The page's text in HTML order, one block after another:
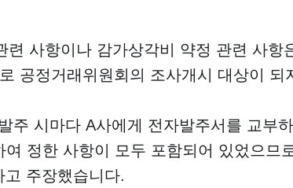
사항이나 감가상각비 약정 관련 사항
공정거래위원회의 조사개시 대상이 되
주 시마다 A사에게 전자발주서를 교부
정한 사항이 모두 포함되어 있었으므
주장했습니다.